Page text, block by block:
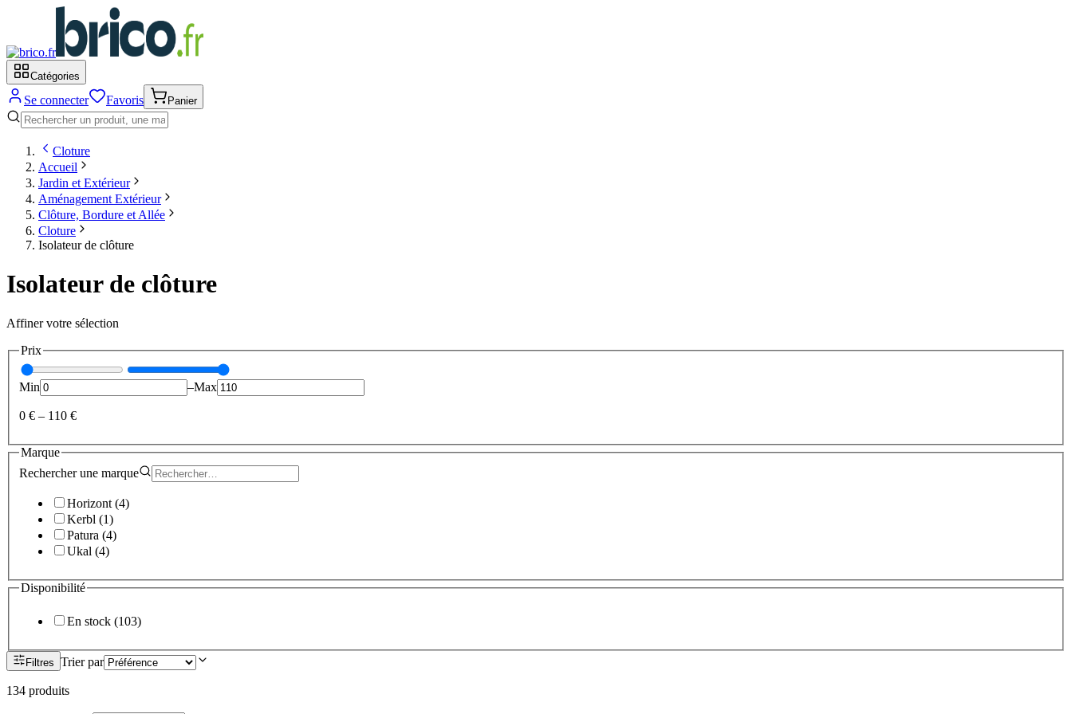
Catégories
Se connecter Favoris Panier
Cloture
Accueil
Jardin et Extérieur
Aménagement Extérieur
Clôture, Bordure et Allée
Cloture
Isolateur de clôture
Isolateur de clôture
Affiner votre sélection
Prix
Min –Max
0 € – 110 €
Marque
Rechercher une marque
Horizont (4)
Kerbl (1)
Patura (4)
Ukal (4)
Disponibilité
En stock (103)
Filtres Trier par
134 produits